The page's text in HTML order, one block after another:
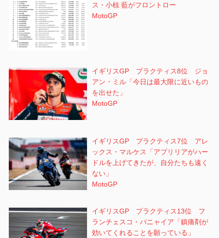
ス・小椋 藍がフロントロー
MotoGP
イギリスGP プラクティス8位 ジョ
アン・ミル「今日は最大限に近いもの
を出せた」
MotoGP
イギリスGP プラクティス7位 アレ
ックス・マルケス「アプリリアがハー
ドルを上げてきたが、自分たちも遠く
ない」
MotoGP
イギリスGP プラクティス13位 フ
ランチェスコ・バニャイア「鎮痛剤が
効いてくれることを願っている」